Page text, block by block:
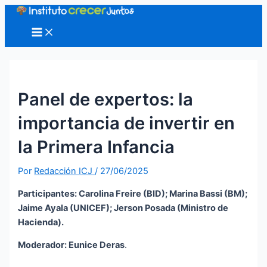
contenido
Main
Menu
Panel de expertos: la
importancia de invertir en
la Primera Infancia
Por Redacción ICJ/ 27/06/2025
Participantes: Carolina Freire (BID); Marina Bassi (BM);
Jaime Ayala (UNICEF); Jerson Posada (Ministro de
Hacienda).
Moderador: Eunice Deras.